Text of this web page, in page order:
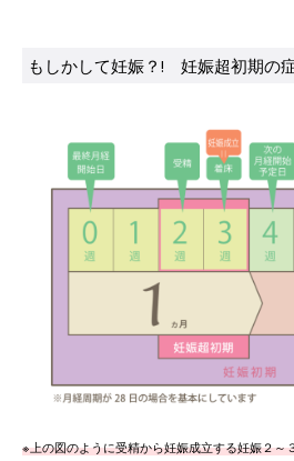
もしかして妊娠？! 妊娠超初期の
※上の図のように受精から妊娠成立する妊娠２～